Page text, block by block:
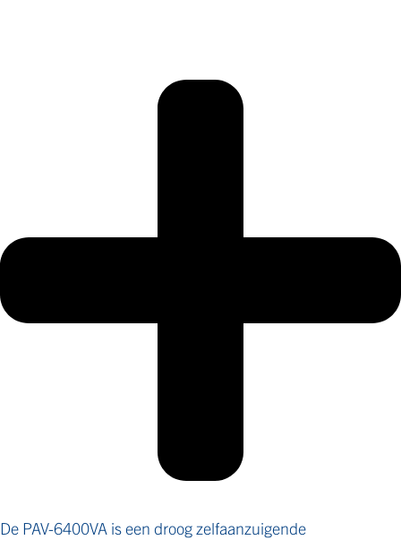
De PAV-6400VA is een droog zelfaanzuigende